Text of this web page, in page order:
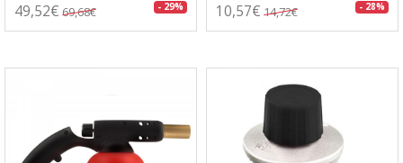
49,52€ 69,68€ - 29% 10,57€ 14,72€ - 28%